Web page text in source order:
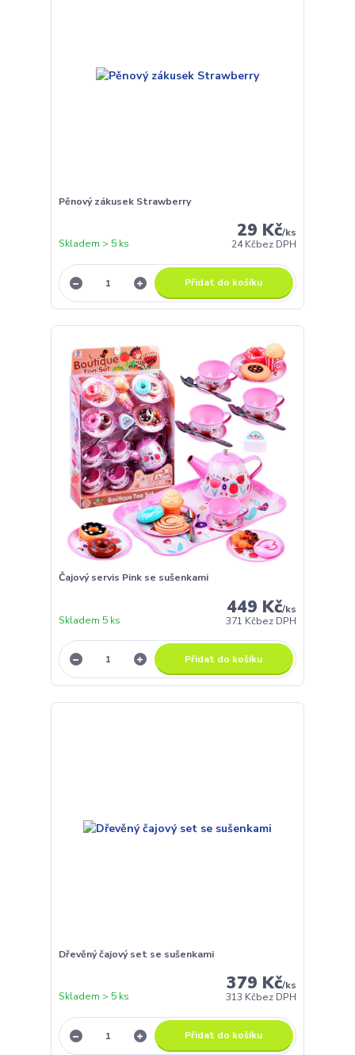
Pěnový zákusek Strawberry
29 Kč/ks
24 Kčbez DPH
Skladem > 5 ks
Přidat do košíku
Čajový servis Pink se sušenkami
449 Kč/ks
371 Kčbez DPH
Skladem 5 ks
Přidat do košíku
Dřevěný čajový set se sušenkami
379 Kč/ks
313 Kčbez DPH
Skladem > 5 ks
Přidat do košíku